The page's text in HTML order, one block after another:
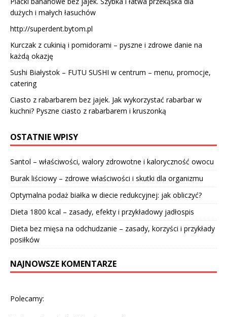
dużych i małych łasuchów
http://superdent.bytom.pl
Kurczak z cukinią i pomidorami – pyszne i zdrowe danie na
każdą okazję
Sushi Białystok – FUTU SUSHI w centrum – menu, promocje,
catering
Ciasto z rabarbarem bez jajek. Jak wykorzystać rabarbar w
kuchni? Pyszne ciasto z rabarbarem i kruszonką
OSTATNIE WPISY
Santol – właściwości, walory zdrowotne i kaloryczność owocu
Burak liściowy – zdrowe właściwości i skutki dla organizmu
Optymalna podaż białka w diecie redukcyjnej: jak obliczyć?
Dieta 1800 kcal – zasady, efekty i przykładowy jadłospis
Dieta bez mięsa na odchudzanie – zasady, korzyści i przykłady
posiłków
NAJNOWSZE KOMENTARZE
Polecamy: